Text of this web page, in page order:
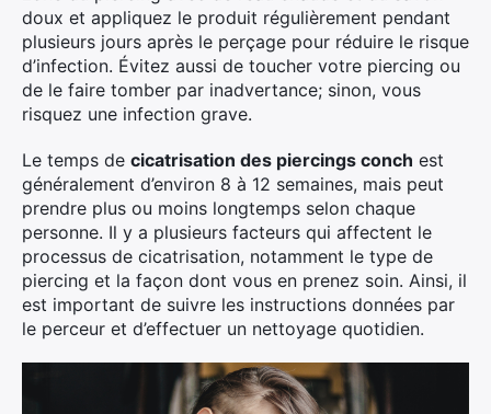
doux et appliquez le produit régulièrement pendant
plusieurs jours après le perçage pour réduire le risque
d’infection. Évitez aussi de toucher votre piercing ou
de le faire tomber par inadvertance; sinon, vous
risquez une infection grave.
Le temps de cicatrisation des piercings conch est
généralement d’environ 8 à 12 semaines, mais peut
prendre plus ou moins longtemps selon chaque
personne. Il y a plusieurs facteurs qui affectent le
processus de cicatrisation, notamment le type de
piercing et la façon dont vous en prenez soin. Ainsi, il
est important de suivre les instructions données par
le perceur et d’effectuer un nettoyage quotidien.